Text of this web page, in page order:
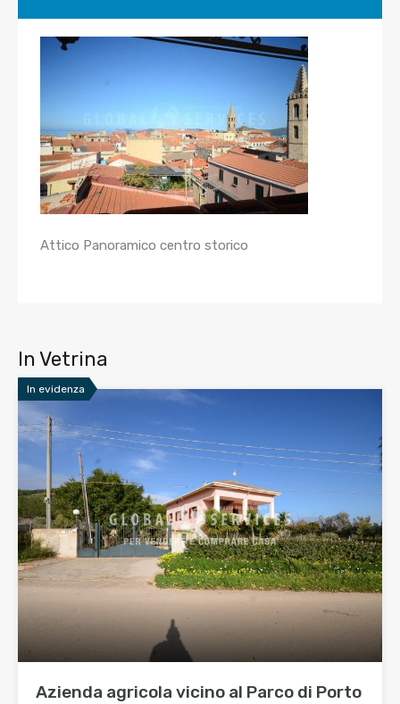
Attico Panoramico centro storico
In Vetrina
In evidenza
Azienda agricola vicino al Parco di Porto